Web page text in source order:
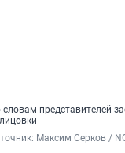
словам представителей
Максим Серков /